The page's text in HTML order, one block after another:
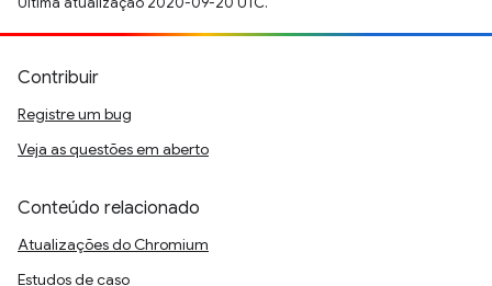
Contribuir
Registre um bug
Veja as questões em aberto
Conteúdo relacionado
Atualizações do Chromium
Estudos de caso